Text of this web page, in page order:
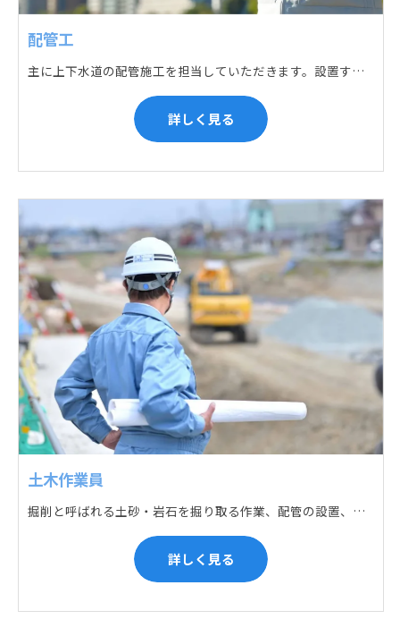
配管工
主に上下水道の配管施工を担当していただきます。設置する場所に応じて配管の形状や流れを工夫する管加工、ねじ切り、管締め、そして管据付作業になり、5人以上のチームで動くことが多いです。
詳しく見る
土木作業員
掘削と呼ばれる土砂・岩石を掘り取る作業、配管の設置、埋戻しの順に手作業と機械作業の併用をして行います。また、作業に使用する管材料の運搬作業も、機械と手作業にて行っています。
詳しく見る